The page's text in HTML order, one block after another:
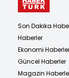
Son Dakika
Haberler
Ekonomi
Güncel Haberler
Magazin